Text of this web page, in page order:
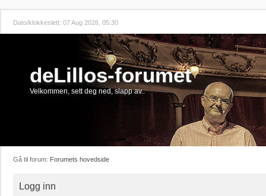
Dato/klokkeslett: 07 Aug 2026, 05:30
deLillos-forumet
Velkommen, sett deg ned, slapp av..
Gå til forum: Forumets hovedside
Logg inn